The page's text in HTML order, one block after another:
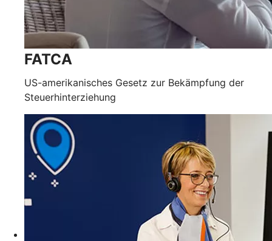
FATCA
US-amerikanisches Gesetz zur Bekämpfung der
Steuerhinterziehung